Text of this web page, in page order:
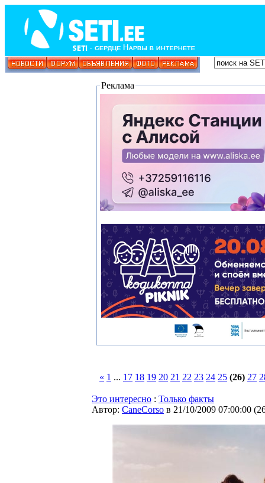
Реклама
« 1 ... 17 18 19 20 21 22 23 24 25 (26) 27
Это интересно : Только факты
Автор: CaneCorso в 21/10/2009 07:00:00 (